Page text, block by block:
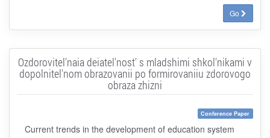
Go
Ozdorovitel'naia deiatel'nost' s mladshimi shkol'nikami v
dopolnitel'nom obrazovanii po formirovaniiu zdorovogo
obraza zhizni
Conference Paper
Current trends in the development of education system